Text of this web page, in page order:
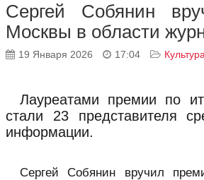
Сергей Собянин
Москвы в области
19 Января 2026 17:04 Культура
Лауреатами премии по
стали 23 представителя
информации.
Сергей Собянин вручил